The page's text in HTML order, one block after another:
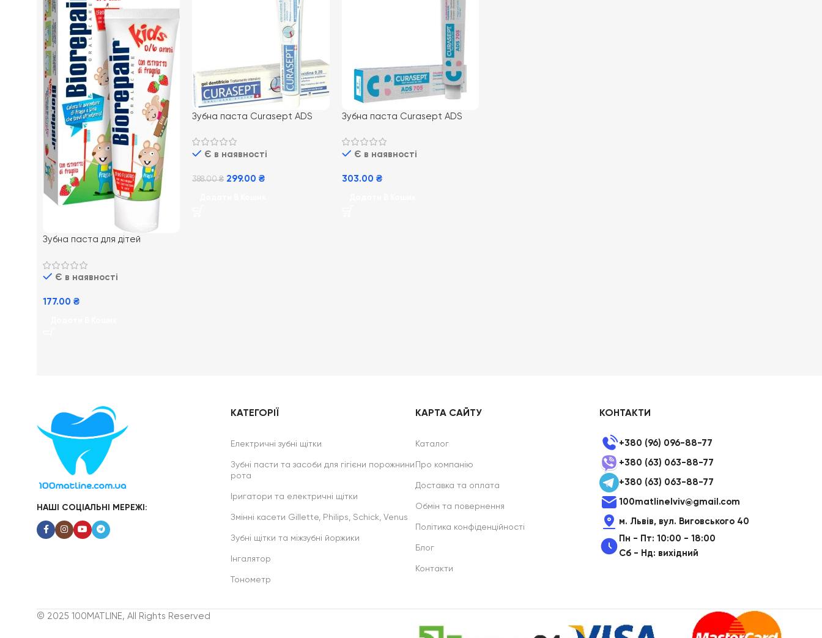
Зубна паста для дітей
смаком полуниці
Є в наявності
177.00 ₴
Зубна паста Curasept ADS
Є в наявності
388.00₴ 299.00₴
Зубна паста Curasept ADS
Є в наявності
303.00 ₴
НАШІ СОЦІАЛЬНІ МЕРЕЖІ:
КАТЕГОРІЇ
Електричні зубні щітки
Зубні пасти та засоби для гігієни порожнини
рота
Іригатори та електричні щітки
Змінні касети Gillette, Philips, Schick, Venus
Зубні щітки та міжзубні йоржики
Інгалятор
Тонометр
КАРТА САЙТУ
Каталог
Про компанію
Доставка та оплата
Обмін та повернення
Політика конфіденційності
Блог
Контакти
КОНТАКТИ
+380 (96) 096-88-77
+380 (63) 063-88-77
+380 (63) 063-88-77
100matlinelviv@gmail.com
м. Львів, вул. Виговського 40
Пн - Пт: 10:00 - 18:00
Сб - Нд: вихідний
© 2025 100MATLINE, All Rights Reserved